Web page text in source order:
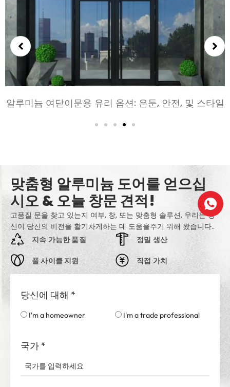
알루미늄 여닫이문용 유리 옵션: 은둔, 안전, 및 스타일
맞춤형 알루미늄 도어를 얻으십
시오 & 오늘 창문 견적!
고품질 문을 찾고 있는지 여부, 창, 또는 맞춤형 솔루션, 우리는 당
신이 당신의 비전을 활기차게하는 데 도움을주기 위해 왔습니다..
지속 가능한 품질
풀 사이클 지원
정밀 생산
직접 가치
당신에 대해 *
I'm a homeowner I'm a trade professional
국가 *